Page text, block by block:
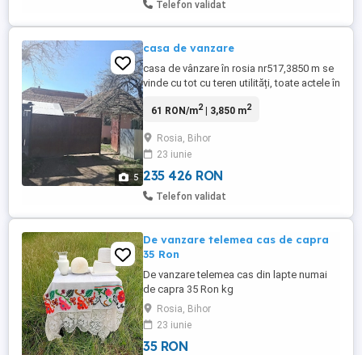
Telefon validat
5
casa de vanzare
casa de vânzare în rosia nr517,3850 m se
vinde cu tot cu teren utilități, toate actele în
61 RON/m2| 3,850 m2
Rosia, Bihor
23 iunie
235 426 RON
Telefon validat
De vanzare telemea cas de capra
35 Ron
De vanzare telemea cas din lapte numai
de capra 35 Ron kg
Rosia, Bihor
23 iunie
35 RON